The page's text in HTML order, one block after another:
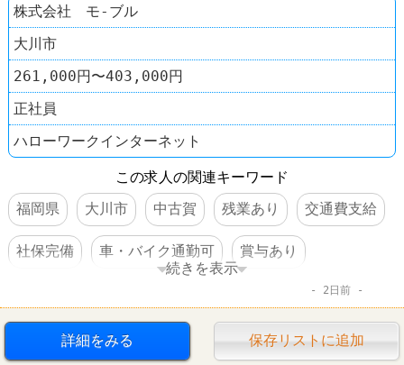
株式会社 モ-ブル
大川市
261,000円〜403,000円
正社員
ハローワークインターネット
この求人の関連キーワード
福岡県
大川市 中古賀 残業あり 交通費支給
社保完備 車・バイク通勤可 賞与あり
続きを表示
2日前
詳細をみる 保存リストに追加